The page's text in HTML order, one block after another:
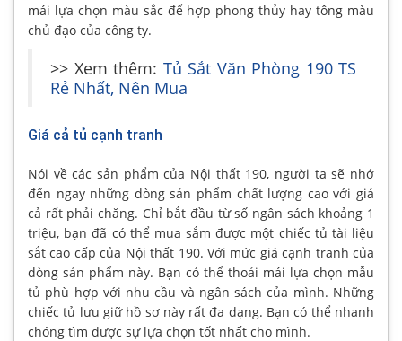
mái lựa chọn màu sắc để hợp phong thủy hay tông màu
chủ đạo của công ty.
>> Xem thêm: Tủ Sắt Văn Phòng 190 TS
Rẻ Nhất, Nên Mua
Giá cả tủ cạnh tranh
Nói về các sản phẩm của Nội thất 190, người ta sẽ nhớ
đến ngay những dòng sản phẩm chất lượng cao với giá
cả rất phải chăng. Chỉ bắt đầu từ số ngân sách khoảng 1
triệu, bạn đã có thể mua sắm được một chiếc tủ tài liệu
sắt cao cấp của Nội thất 190. Với mức giá cạnh tranh của
dòng sản phẩm này. Bạn có thể thoải mái lựa chọn mẫu
tủ phù hợp với nhu cầu và ngân sách của mình. Những
chiếc tủ lưu giữ hồ sơ này rất đa dạng. Bạn có thể nhanh
chóng tìm được sự lựa chọn tốt nhất cho mình.